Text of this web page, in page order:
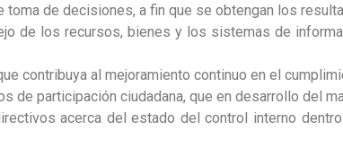
de decisiones, a fin que se obtengan los
de los recursos, bienes y los sistemas de
contribuya al mejoramiento continuo en el
de participación ciudadana, que en desarrollo del
acerca del estado del control interno